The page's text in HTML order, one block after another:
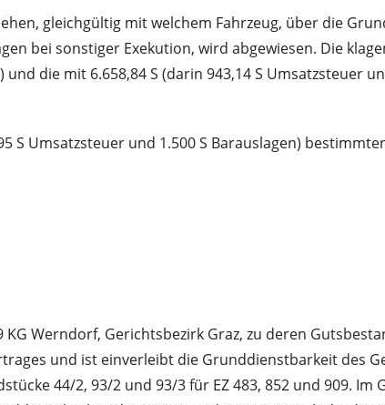
gleichgültig mit welchem Fahrzeug, über die
bei sonstiger Exekution, wird abgewiesen. Die
die mit 6.658,84 S (darin 943,14 S Umsatzsteuer
S Umsatzsteuer und 1.500 S Barauslagen)
Werndorf, Gerichtsbezirk Graz, zu deren
und ist einverleibt die Grunddienstbarkeit des
44/2, 93/2 und 93/3 für EZ 483, 852 und 909. Im